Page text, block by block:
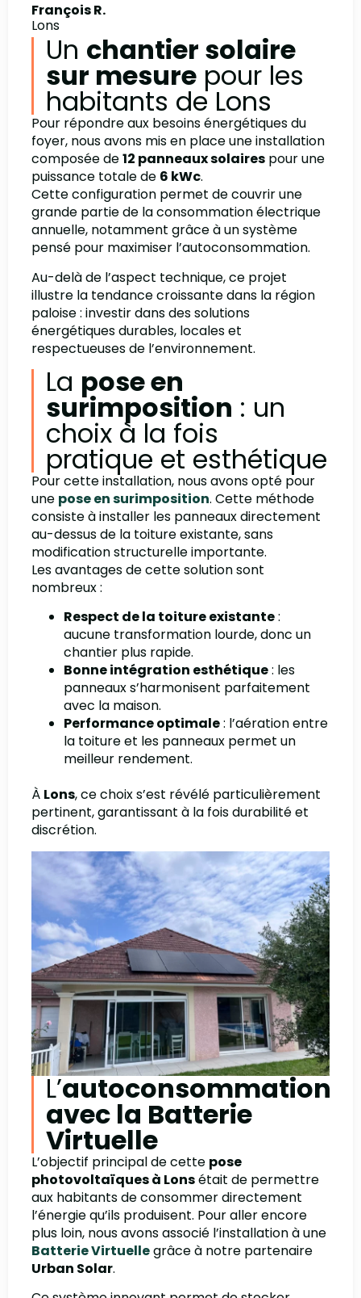
François R.
Lons
Un chantier solaire
sur mesurepour les
habitants de Lons
Pour répondre aux besoins énergétiques du
foyer, nous avons mis en place une installation
composée de12 panneaux solairespour une
puissance totale de 6 kWc.
Cette configuration permet de couvrir une
grande partie de la consommation électrique
annuelle, notamment grâce à un système
pensé pour maximiser l’autoconsommation.
Au-delà de l’aspect technique, ce projet
illustre la tendance croissante dans la région
paloise : investir dans des solutions
énergétiques durables, locales et
respectueuses de l’environnement.
La pose en
surimposition : un
choix à la fois
pratique et esthétique
Pour cette installation, nous avons opté pour
une pose en surimposition. Cette méthode
consiste à installer les panneaux directement
au-dessus de la toiture existante, sans
modification structurelle importante.
Les avantages de cette solution sont
nombreux :
Respect de la toiture existante:
aucune transformation lourde, donc un
chantier plus rapide.
Bonne intégration esthétique: les
panneaux s’harmonisent parfaitement
avec la maison.
Performance optimale: l’aération entre
la toiture et les panneaux permet un
meilleur rendement.
À Lons, ce choix s’est révélé particulièrement
pertinent, garantissant à la fois durabilité et
discrétion.
L’autoconsommation
avec la Batterie
Virtuelle
L’objectif principal de cette pose
photovoltaïques à Lonsétait de permettre
aux habitants de consommer directement
l’énergie qu’ils produisent. Pour aller encore
plus loin, nous avons associé l’installation à une
Batterie Virtuellegrâce à notre partenaire
Urban Solar.